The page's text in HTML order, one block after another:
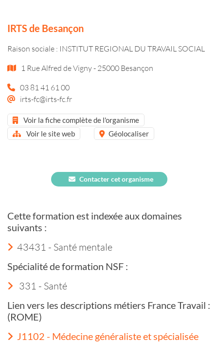
IRTS de Besançon
Raison sociale : INSTITUT REGIONAL DU TRAVAIL SOCIAL
1 Rue Alfred de Vigny - 25000 Besançon
03 81 41 61 00
irts-fc@irts-fc.fr
Voir la fiche complète de l'organisme
Voir le site web
Géolocaliser
Contacter cet organisme
Cette formation est indexée aux domaines
suivants :
43431 - Santé mentale
Spécialité de formation NSF :
331 - Santé
Lien vers les descriptions métiers France Travail :
(ROME)
J1102 - Médecine généraliste et spécialisée